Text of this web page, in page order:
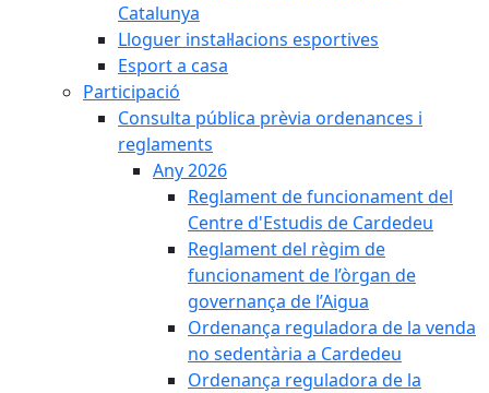
Catalunya
Lloguer instal·lacions esportives
Esport a casa
Participació
Consulta pública prèvia ordenances i
reglaments
Any 2026
Reglament de funcionament del
Centre d'Estudis de Cardedeu
Reglament del règim de
funcionament de l’òrgan de
governança de l’Aigua
Ordenança reguladora de la venda
no sedentària a Cardedeu
Ordenança reguladora de la